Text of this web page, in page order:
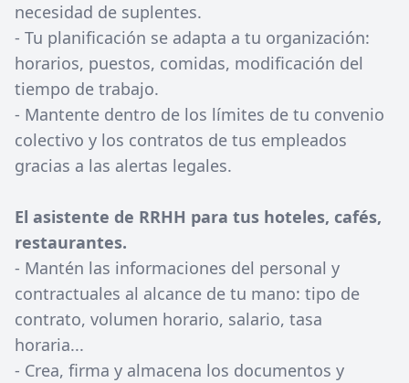
necesidad de suplentes.
- Tu planificación se adapta a tu organización:
horarios, puestos, comidas, modificación del
tiempo de trabajo.
- Mantente dentro de los límites de tu convenio
colectivo y los contratos de tus empleados
gracias a las alertas legales.
El asistente de RRHH para tus hoteles, cafés,
restaurantes.
- Mantén las informaciones del personal y
contractuales al alcance de tu mano: tipo de
contrato, volumen horario, salario, tasa
horaria...
- Crea, firma y almacena los documentos y